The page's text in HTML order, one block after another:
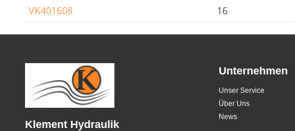
VK401608 16
Klement Hydraulik
Unternehmen
Unser Service
Über Uns
News